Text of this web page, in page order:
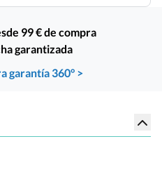
99 € de compra
garantizada
garantía 360° >